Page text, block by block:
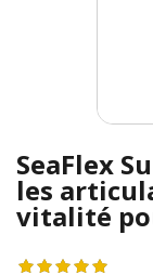
SeaFlex
les
vitalité